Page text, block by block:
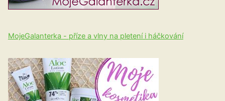
MojeGalanterka - příze a vlny na pletení i háčkování